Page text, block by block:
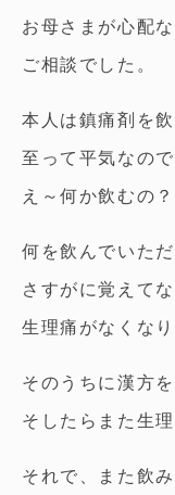
お母さまが心配
ご相談でした。
本人は鎮痛剤を
至って平気なので
え～何か飲むの？
何を飲んでいた
さすがに覚えて
生理痛がなくなり
そのうちに漢方
そしたらまた生
それで、また飲